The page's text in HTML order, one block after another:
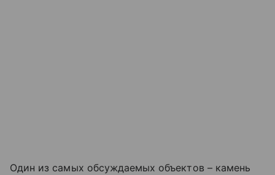
Один из самых обсуждаемых объектов – камень